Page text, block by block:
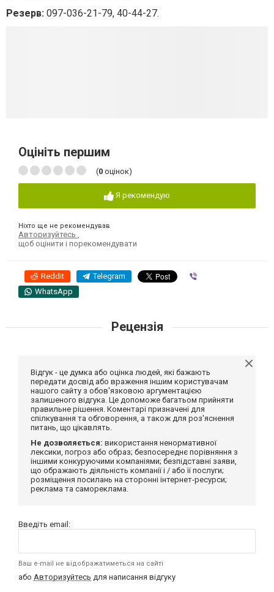
Резерв: 097-036-21-79, 40-44-27.
Оцініть першим
(0 оцінок)
Я рекомендую
Ніхто ще не рекомендував
Авторизуйтесь
щоб оцінити і порекомендувати
Reddit Telegram
WhatsApp
Рецензія
Відгук - це думка або оцінка людей, які бажають
передати досвід або враження іншим користувачам
нашого сайту з обов'язковою аргументацією
залишеного відгука. Це допоможе багатьом прийняти
правильне рішення. Коментарі призначені для
спілкування та обговорення, а також для роз'яснення
питань, що цікавлять.
Не дозволяється: використання ненормативної
лексики, погроз або образ; безпосереднє порівняння з
іншими конкуруючими компаніями; безпідставні заяви,
що ображають діяльність компанії і / або її послуги;
розміщення посилань на сторонні інтернет-ресурси;
реклама та самореклама.
Введіть email:
Ваш e-mail не відображатиметься на сайті
або Авторизуйтесь для написання відгуку